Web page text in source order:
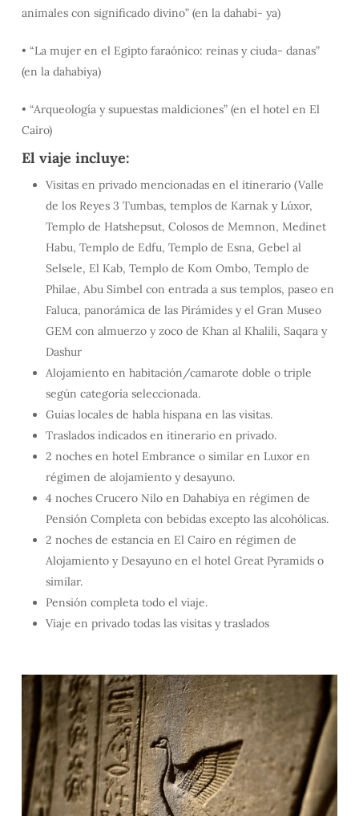
animales con significado divino” (en la dahabi- ya)
• “La mujer en el Egipto faraónico: reinas y ciuda- danas”
(en la dahabiya)
• “Arqueología y supuestas maldiciones” (en el hotel en El
Cairo)
El viaje incluye:
Visitas en privado mencionadas en el itinerario (Valle
de los Reyes 3 Tumbas, templos de Karnak y Lúxor,
Templo de Hatshepsut, Colosos de Memnon, Medinet
Habu, Templo de Edfu, Templo de Esna, Gebel al
Selsele, El Kab, Templo de Kom Ombo, Templo de
Philae, Abu Simbel con entrada a sus templos, paseo en
Faluca, panorámica de las Pirámides y el Gran Museo
GEM con almuerzo y zoco de Khan al Khalili, Saqara y
Dashur
Alojamiento en habitación/camarote doble o triple
según categoría seleccionada.
Guías locales de habla hispana en las visitas.
Traslados indicados en itinerario en privado.
2 noches en hotel Embrance o similar en Luxor en
régimen de alojamiento y desayuno.
4 noches Crucero Nilo en Dahabiya en régimen de
Pensión Completa con bebidas excepto las alcohólicas.
2 noches de estancia en El Cairo en régimen de
Alojamiento y Desayuno en el hotel Great Pyramids o
similar.
Pensión completa todo el viaje.
Viaje en privado todas las visitas y traslados